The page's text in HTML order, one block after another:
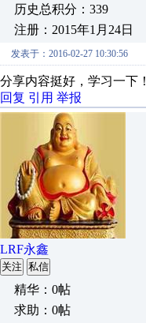
历史总积分：339
注册：2015年1月24日
发表于：2016-02-27 10:30:56
分享内容挺好，学习一下！
回复 引用 举报
LRF永鑫
关注 私信
精华：0帖
求助：0帖